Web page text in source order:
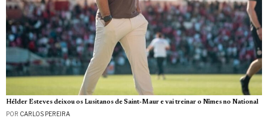
Hélder Esteves deixou os Lusitanos de Saint‑Maur e vai treinar o Nîmes no National
POR CARLOS PEREIRA